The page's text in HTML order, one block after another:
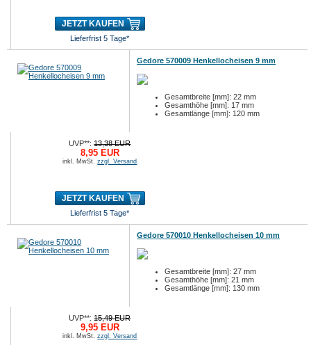
JETZT KAUFEN
Lieferfrist 5 Tage*
Gedore 570009 Henkellocheisen 9 mm
Gesamtbreite [mm]: 22 mm
Gesamthöhe [mm]: 17 mm
Gesamtlänge [mm]: 120 mm
UVP**:13,38 EUR
8,95 EUR
inkl. MwSt.zzgl. Versand
JETZT KAUFEN
Lieferfrist 5 Tage*
Gedore 570010 Henkellocheisen 10 mm
Gesamtbreite [mm]: 27 mm
Gesamthöhe [mm]: 21 mm
Gesamtlänge [mm]: 130 mm
UVP**:15,49 EUR
9,95 EUR
inkl. MwSt.zzgl. Versand